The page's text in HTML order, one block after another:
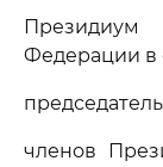
Президиум
Федерации в
членов